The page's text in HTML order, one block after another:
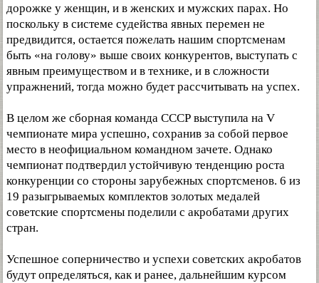
дорожке у женщин, и в женских и мужских парах. Но
поскольку в системе судейства явных перемен не
предвидится, остается пожелать нашим спортсменам
быть «на голову» выше своих конкурентов, выступать с
явным преимуществом и в технике, и в сложности
упражнений, тогда можно будет рассчитывать на успех.
В целом же сборная команда СССР выступила на V
чемпионате мира успешно, сохранив за собой первое
место в неофициальном командном зачете. Однако
чемпионат подтвердил устойчивую тенденцию роста
конкуренции со стороны зарубежных спортсменов. 6 из
19 разыгрываемых комплектов золотых медалей
советские спортсмены поделили с акробатами других
стран.
Успешное соперничество и успехи советских акробатов
будут определяться, как и ранее, дальнейшим курсом